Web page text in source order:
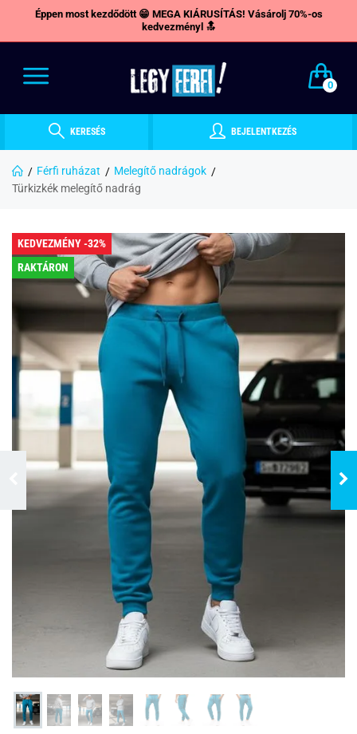
Éppen most kezdődött 😁 MEGA KIÁRUSÍTÁS! Vásárolj 70%-os
kedvezményl 🔝
0
KERESÉS BEJELENTKEZÉS
Férfi ruházat
Melegítő nadrágok
Türkizkék melegítő nadrág
KEDVEZMÉNY -32%
RAKTÁRON